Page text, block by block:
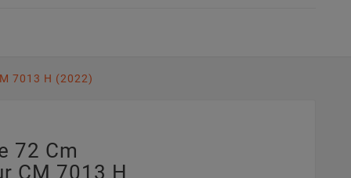
7013 H (2022)
72 Cm
CM 7013 H